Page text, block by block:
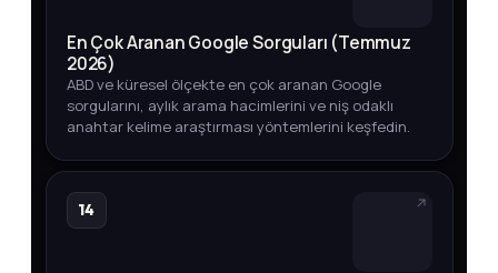
En Çok Aranan Google Sorguları (Temmuz
2026)
ABD ve küresel ölçekte en çok aranan Google
sorgularını, aylık arama hacimlerini ve niş odaklı
anahtar kelime araştırması yöntemlerini keşfedin.
14